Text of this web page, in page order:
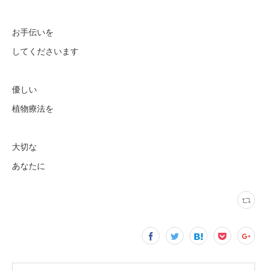
お手伝いを
してくださいます
優しい
植物療法を
大切な
あなたに